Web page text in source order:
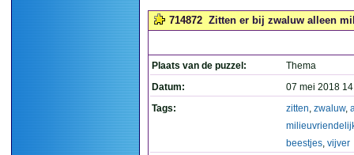
714872 Zitten er bij zwaluw alleen
Plaats van de puzzel:
Thema
Datum:
07 mei 2018
Tags:
zitten, zwaluw,
beestjes, vijver